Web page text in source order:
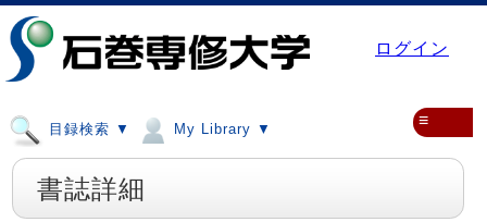
ログイン
目録検索 ▼ My Library ▼ ≡
書誌詳細